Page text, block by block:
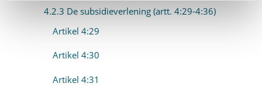
4.2.3 De subsidieverlening (artt. 4:29-4:36)
Artikel 4:29
Artikel 4:30
Artikel 4:31